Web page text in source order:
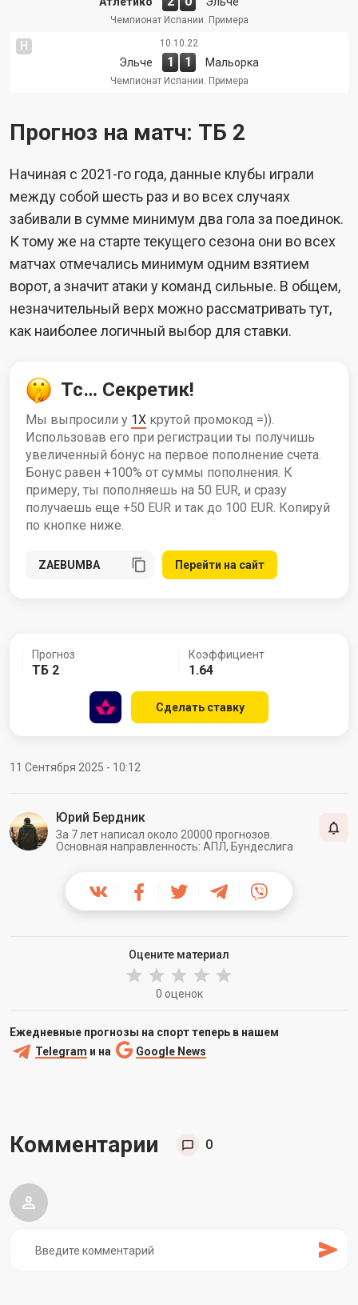
Чемпионат Испании. Примера
Н 10.10.22
Эльче 1 1 Мальорка
Чемпионат Испании. Примера
Прогноз на матч: ТБ 2
Начиная с 2021-го года, данные клубы играли
между собой шесть раз и во всех случаях
забивали в сумме минимум два гола за поединок.
К тому же на старте текущего сезона они во всех
матчах отмечались минимум одним взятием
ворот, а значит атаки у команд сильные. В общем,
незначительный верх можно рассматривать тут,
как наиболее логичный выбор для ставки.
Тс… Секретик!
Мы выпросили у 1X крутой промокод =)).
Использовав его при регистрации ты получишь
увеличенный бонус на первое пополнение счета.
Бонус равен +100% от суммы пополнения. К
примеру, ты пополняешь на 50 EUR, и сразу
получаешь еще +50 EUR и так до 100 EUR. Копируй
по кнопке ниже.
Перейти на сайт
Прогноз
ТБ 2
Коэффициент
1.64
Сделать ставку
11 Сентября 2025 - 10:12
Юрий Бердник
За 7 лет написал около 20000 прогнозов.
Основная направленность: АПЛ, Бундеслига
Оцените материал
0 оценок
Ежедневные прогнозы на спорт теперь в нашем
Telegram и на Google News
Комментарии 0